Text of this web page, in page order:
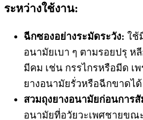
ระหว่างใช้งาน:
ฉีกซองอย่างระมัดระวัง: ใช้
อนามัยเบา ๆ ตามรอยปรุ ห
มีคม เช่น กรรไกรหรือมีด เ
ยางอนามัยรั่วหรือฉีกขาดได้
สวมถุงยางอนามัยก่อนการ
อนามัยที่อวัยวะเพศชายขณ